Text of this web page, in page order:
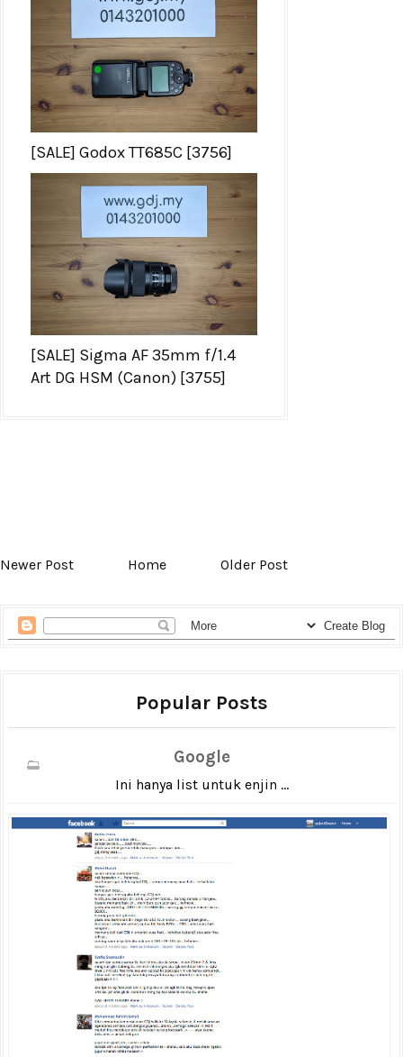
[SALE] Godox TT685C [3756]
[SALE] Sigma AF 35mm f/1.4
Art DG HSM (Canon) [3755]
Newer Post Home Older Post
Popular Posts
Google
Ini hanya list untuk enjin ...